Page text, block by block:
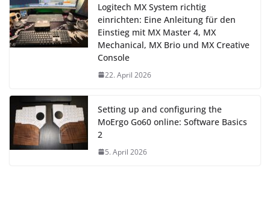
Logitech MX System richtig
einrichten: Eine Anleitung für den
Einstieg mit MX Master 4, MX
Mechanical, MX Brio und MX Creative
Console
22. April 2026
Setting up and configuring the
MoErgo Go60 online: Software Basics
2
5. April 2026